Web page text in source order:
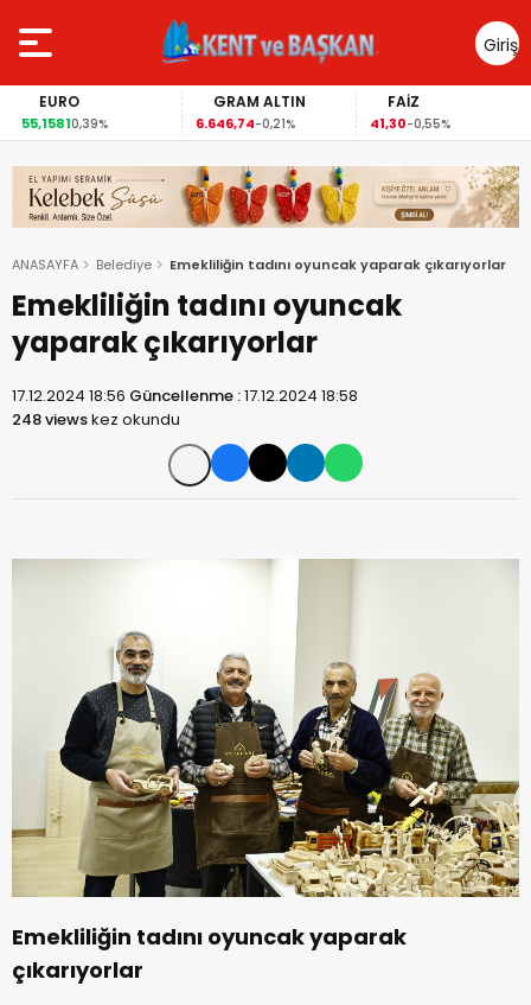
Giriş
Yap
EURO
55,15810,39%
GRAM ALTIN
6.646,74-0,21%
FAİZ
41,30-0,55%
ANASAYFA Belediye Emekliliğin tadını oyuncak yaparak çıkarıyorlar
Emekliliğin tadını oyuncak
yaparak çıkarıyorlar
17.12.2024 18:56 Güncellenme :17.12.2024 18:58
248 viewskez okundu
Emekliliğin tadını oyuncak yaparak
çıkarıyorlar